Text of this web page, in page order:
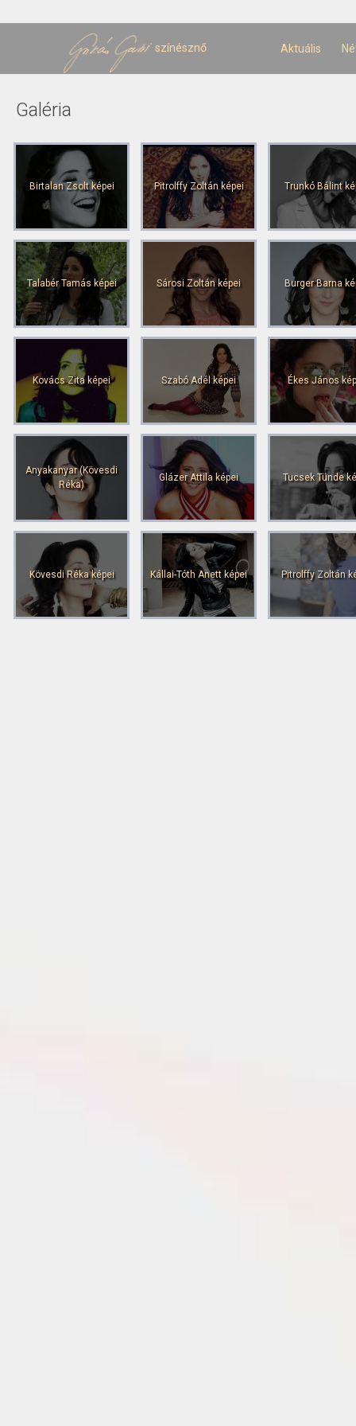
színésznő Aktuális
Galéria
Birtalan Zsolt képei Pitrolffy Zoltán képei Trunkó Bálint
Talabér Tamás képei Sárosi Zoltán képei Burger Barna
Kovács Zita képei Szabó Adél képei Ékes János
Anyakanyar (Kövesdi
Réka)
Glázer Attila képei Tucsek Tünde
Kövesdi Réka képei Kállai-Tóth Anett képei Pitrolffy Zoltán